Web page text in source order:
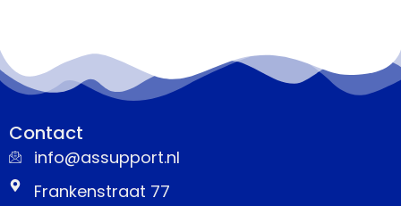
Contact
info@assupport.nl
Frankenstraat 77